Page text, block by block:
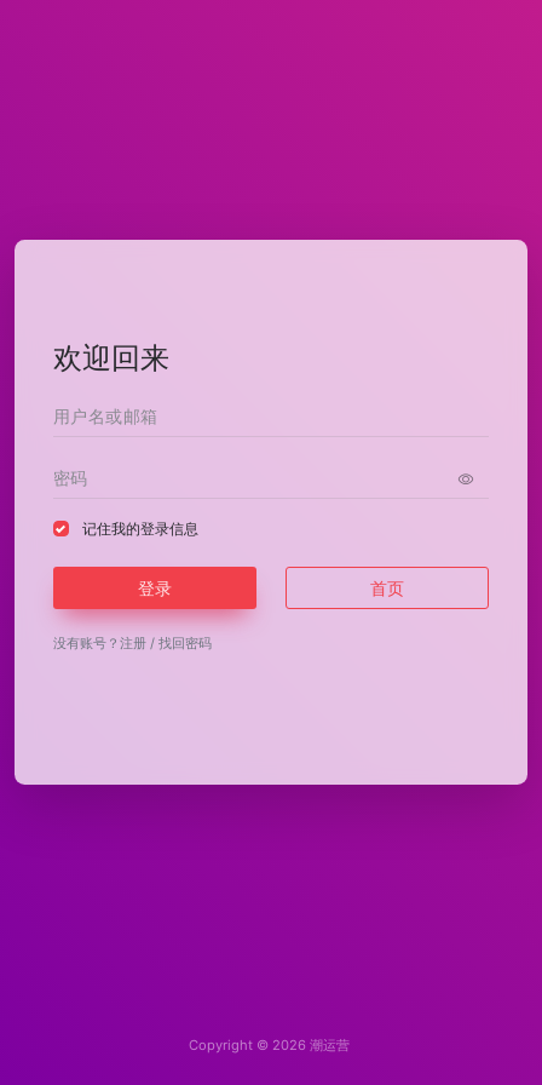
欢迎回来
记住我的登录信息
登录 首页
没有账号？ 注册 / 找回密码
Copyright © 2026 潮运营